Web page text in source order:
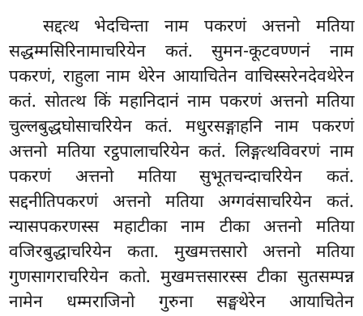
सद्दत्थ भेदचिन्ता नाम पकरणं अत्तनो मतिया
सद्धम्मसिरिनामाचरियेन कतं. सुमन-कूटवण्णनं नाम
पकरणं, राहुला नाम थेरेन आयाचितेन वाचिस्सरेनदेवथेरेन
कतं. सोतत्थ किं महानिदानं नाम पकरणं अत्तनो मतिया
चुल्लबुद्धघोसाचरियेन कतं. मधुरसङ्गाहनि नाम पकरणं
अत्तनो मतिया रट्ठपालाचरियेन कतं. लिङ्गत्थविवरणं नाम
पकरणं अत्तनो मतिया सुभूतचन्दाचरियेन कतं.
सद्दनीतिपकरणं अत्तनो मतिया अग्गवंसाचरियेन कतं.
न्यासपकरणस्स महाटीका नाम टीका अत्तनो मतिया
वजिरबुद्धाचरियेन कता. मुखमत्तसारो अत्तनो मतिया
गुणसागराचरियेन कतो. मुखमत्तसारस्स टीका सुतसम्पन्न
नामेन धम्मराजिनो गुरुना सङ्घथेरेन आयाचितेन